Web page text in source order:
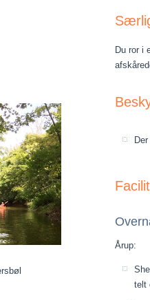
Du ror i
Årup:
telt